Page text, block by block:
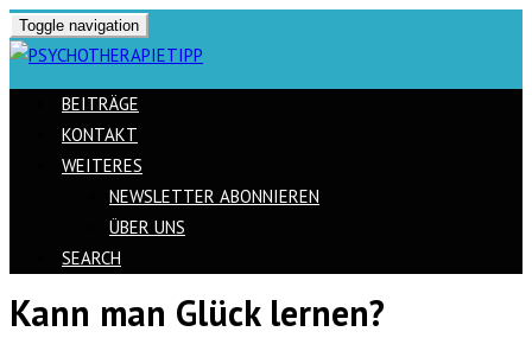
Toggle navigation
BEITRÄGE
KONTAKT
WEITERES
NEWSLETTER ABONNIEREN
ÜBER UNS
SEARCH
Skip
Kann man Glück lernen?